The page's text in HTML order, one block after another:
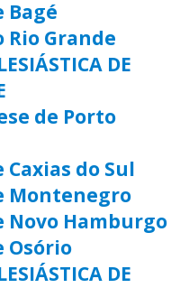
Bagé
Rio Grande
DE
de Porto
Caxias do Sul
Montenegro
Novo Hamburgo
Osório
DE